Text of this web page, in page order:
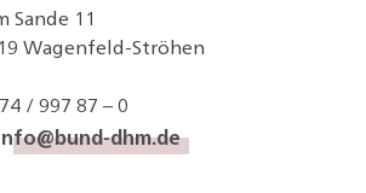
Sande 11
Wagenfeld-Ströhen
/ 997 87 – 0
dhm.de